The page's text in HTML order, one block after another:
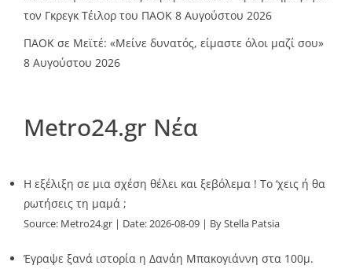
τον Γκρεγκ Τέιλορ του ΠΑΟΚ 8 Αυγούστου 2026
ΠΑΟΚ σε Μεϊτέ: «Μείνε δυνατός, είμαστε όλοι μαζί σου»
8 Αυγούστου 2026
Metro24.gr Νέα
Η εξέλιξη σε μια σχέση θέλει και ξεβόλεμα ! Το ‘χεις ή θα
ρωτήσεις τη μαμά ;
Source: Metro24.gr Date: 2026-08-09 By Stella Patsia
Έγραψε ξανά ιστορία η Δανάη Μπακογιάννη στα 100μ.